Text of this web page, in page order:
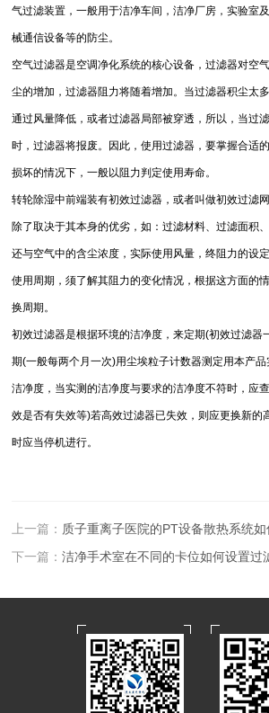
气过滤装置，一般用于洁净车间，洁净厂房，实验室
械通信设备等的防尘。
空气过滤器是空调净化系统的核心设备，过滤器对空
尘的增加，过滤器阻力将随着增加。当过滤器积尘太
通过风量降低，或者过滤器局部被穿透，所以，当过
时，过滤器将报废。因此，使用过滤器，要掌握合适
损坏的情况下，一般以阻力判定使用寿命。
转轮除湿中前端装有初效过滤器，或者叫做初效过滤
除了取决于其本身的优劣，如：过滤材料、过滤面积
还与空气中的含尘浓度，实际使用风量，终阻力的设
使用周期，须了解其阻力的变化情况，根据这方面的
换周期。
初效过滤器是根据环境的洁净度，来定期(初效过滤器
期(一般每两个月一次)用尘埃粒子计数器测定用本产
洁净度，当实测的洁净度与要求的洁净度不符时，应
效是否有失效等)若高效过滤器已失效，则应更换新的
时应当停机进行。
上一篇： 质子重离子医院的PT设备散热系统如
下一篇：洁净手术室在不同的卡位如何设置过